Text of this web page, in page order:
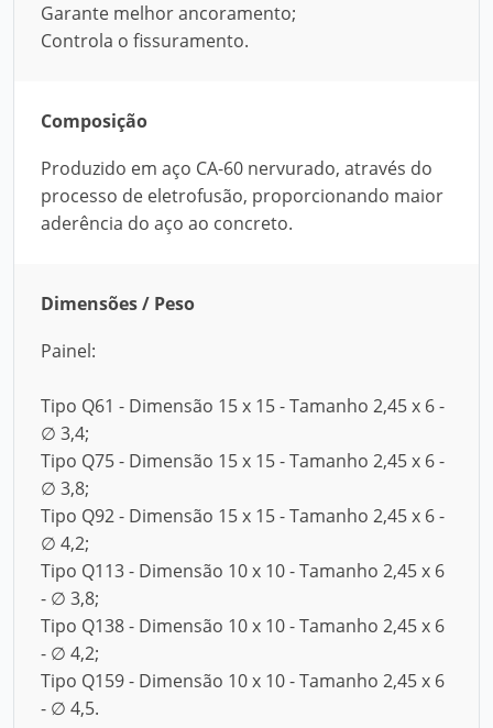
Garante melhor ancoramento;
Controla o fissuramento.
Composição
Produzido em aço CA-60 nervurado, através do
processo de eletrofusão, proporcionando maior
aderência do aço ao concreto.
Dimensões / Peso
Painel:
Tipo Q61 - Dimensão 15 x 15 - Tamanho 2,45 x 6 -
∅ 3,4;
Tipo Q75 - Dimensão 15 x 15 - Tamanho 2,45 x 6 -
∅ 3,8;
Tipo Q92 - Dimensão 15 x 15 - Tamanho 2,45 x 6 -
∅ 4,2;
Tipo Q113 - Dimensão 10 x 10 - Tamanho 2,45 x 6
- ∅ 3,8;
Tipo Q138 - Dimensão 10 x 10 - Tamanho 2,45 x 6
- ∅ 4,2;
Tipo Q159 - Dimensão 10 x 10 - Tamanho 2,45 x 6
- ∅ 4,5.